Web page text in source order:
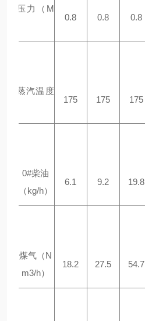
定压力（ M
0.8 0.8 0.8
和蒸汽温度
175 175 175
0#柴油
（kg/h）
6.1 9.2 19.8
煤气（N
m3/h）
18.2 27.5 54.7